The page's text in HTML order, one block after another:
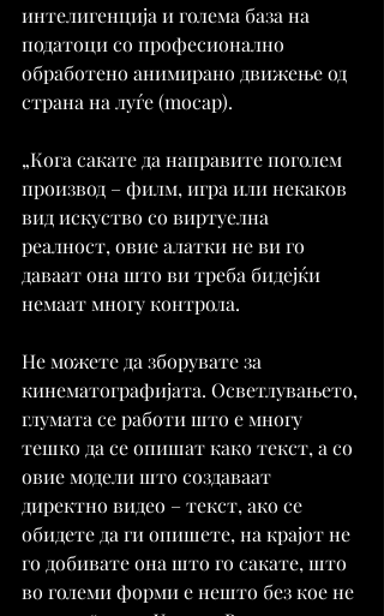
интелигенција и голема база на
податоци со професионално
обработено анимирано движење од
страна на луѓе (mocap).
„Кога сакате да направите поголем
производ – филм, игра или некаков
вид искуство со виртуелна
реалност, овие алатки не ви го
даваат она што ви треба бидејќи
немаат многу контрола.
Не можете да зборувате за
кинематографијата. Осветлувањето,
глумата се работи што е многу
тешко да се опишат како текст, а со
овие модели што создаваат
директно видео – текст, ако се
обидете да ги опишете, на крајот не
го добивате она што го сакате, што
во големи форми е нешто без кое не